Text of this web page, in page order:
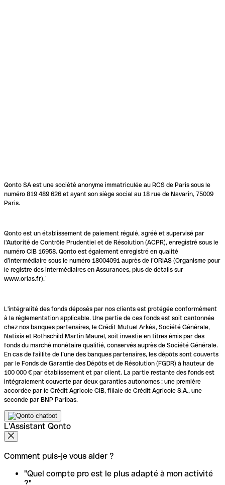
Qonto SA est une société anonyme immatriculée au RCS de Paris sous le
numéro 819 489 626 et ayant son siège social au 18 rue de Navarin, 75009
Paris.
Qonto est un établissement de paiement régulé, agréé et supervisé par
l'Autorité de Contrôle Prudentiel et de Résolution (ACPR), enregistré sous le
numéro CIB 16958. Qonto est également enregistré en qualité
d’intermédiaire sous le numéro 18004091 auprès de l’ORIAS (Organisme pour
le registre des intermédiaires en Assurances, plus de détails sur
www.orias.fr).`
L'intégralité des fonds déposés par nos clients est protégée conformément
à la réglementation applicable. Une partie de ces fonds est soit cantonnée
chez nos banques partenaires, le Crédit Mutuel Arkéa, Société Générale,
Natixis et Rothschild Martin Maurel, soit investie en titres émis par des
fonds du marché monétaire qualifié, conservés auprès de Société Générale.
En cas de faillite de l’une des banques partenaires, les dépôts sont couverts
par le Fonds de Garantie des Dépôts et de Résolution (FGDR) à hauteur de
100 000 € par établissement et par client. La partie restante des fonds est
intégralement couverte par deux garanties autonomes : une première
accordée par le Crédit Agricole CIB, filiale de Crédit Agricole S.A., une
seconde par BNP Paribas.
L'Assistant Qonto
Comment puis-je vous aider ?
"Quel compte pro est le plus adapté à mon activité